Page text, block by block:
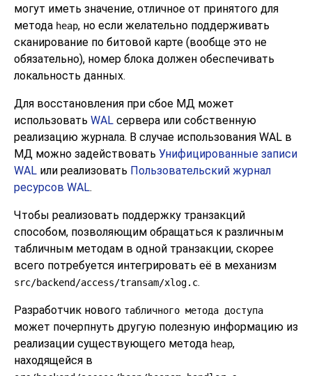
могут иметь значение, отличное от принятого для
метода heap, но если желательно поддерживать
сканирование по битовой карте (вообще это не
обязательно), номер блока должен обеспечивать
локальность данных.
Для восстановления при сбое МД может
использовать WAL сервера или собственную
реализацию журнала. В случае использования WAL в
МД можно задействовать Унифицированные записи
WAL или реализовать Пользовательский журнал
ресурсов WAL.
Чтобы реализовать поддержку транзакций
способом, позволяющим обращаться к различным
табличным методам в одной транзакции, скорее
всего потребуется интегрировать её в механизм
src/backend/access/transam/xlog.c.
Разработчик нового табличного метода доступа
может почерпнуть другую полезную информацию из
реализации существующего метода heap,
находящейся в